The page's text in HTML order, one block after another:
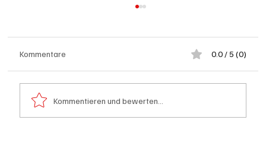
Kommentare 0.0 / 5 (0)
Kommentieren und bewerten...